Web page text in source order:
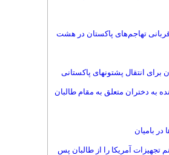
قربانی تهاجم‌های پاکستان در هشت
برای انتقال پشتونهای پاکستانی
به دختران متعلق به مقام طالبان
بامیان
تجهیزات آمریکا را از طالبان پس